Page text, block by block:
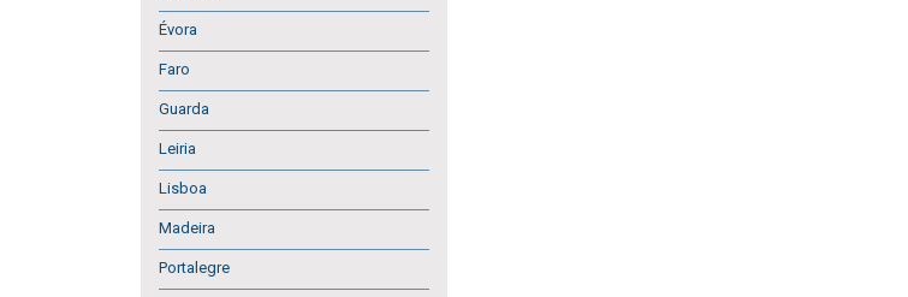
Évora
Faro
Guarda
Leiria
Lisboa
Madeira
Portalegre